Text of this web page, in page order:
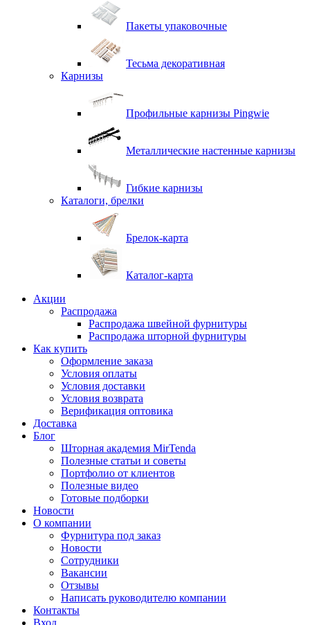
Пакеты упаковочные
Тесьма декоративная
Карнизы
Профильные карнизы Pingwie
Металлические настенные карнизы
Гибкие карнизы
Каталоги, брелки
Брелок-карта
Каталог-карта
Акции
Распродажа
Распродажа швейной фурнитуры
Распродажа шторной фурнитуры
Как купить
Оформление заказа
Условия оплаты
Условия доставки
Условия возврата
Верификация оптовика
Доставка
Блог
Шторная академия MirTenda
Полезные статьи и советы
Портфолио от клиентов
Полезные видео
Готовые подборки
Новости
О компании
Фурнитура под заказ
Новости
Сотрудники
Вакансии
Отзывы
Написать руководителю компании
Контакты
Вход